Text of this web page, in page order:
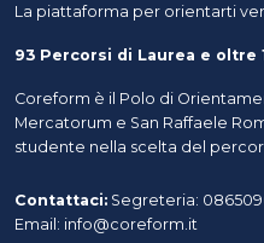
La piattaforma per orientarti
93 Percorsi di Laurea e oltre
Coreform è il Polo di
Mercatorum e San Raffaele
studente nella scelta del
Contattaci: Segreteria:
Email: info@coreform.it